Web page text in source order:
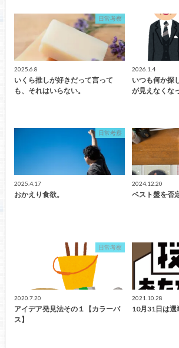
日常考察
2025.6.8
いくら推しが好きだって言って
も、それはいらない。
2026.1.4
いつも何か探
が見えなくな
日常考察
2025.4.17
おかえり食欲。
2024.12.20
ベスト盤を否
日常考察
2020.7.20
アイデア発見法その１【カラーバ
ス】
2021.10.28
10月31日は選